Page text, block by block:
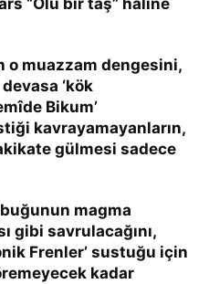
“Ölü bir taş” haline
o muazzam dengesini,
‘kök
Bikum’
kavrayamayanların,
gülmesi sadece
magma
gibi savrulacağını,
Frenler’ sustuğu için
kadar